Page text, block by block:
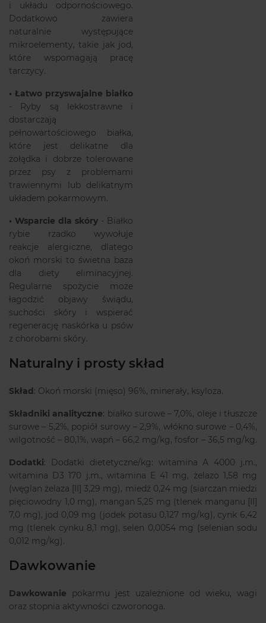
i układu odpornościowego.
Dodatkowo zawiera
naturalnie występujące
mikroelementy, takie jak jod,
które wspomagają pracę
tarczycy.
• Łatwo przyswajalne białko
- Ryby są lekkostrawne i
dostarczają
pełnowartościowego białka,
które jest delikatne dla
żołądka i dobrze tolerowane
przez psy z problemami
trawiennymi lub delikatnym
układem pokarmowym.
• Wsparcie dla skóry - Białko
rybie rzadko wywołuje
reakcje alergiczne, dlatego
okoń morski to świetna baza
dla diety eliminacyjnej.
Regularne spożycie może
łagodzić objawy świądu,
suchości skóry i wspierać
regenerację naskórka u psów
z chorobami skóry.
Naturalny i prosty skład
Skład: Okoń morski (mięso) 96%, minerały, ksyloza.
Składniki analityczne: białko surowe – 7,0%, oleje i tłuszcze
surowe – 5,2%, popiół surowy – 2,9%, włókno surowe – 0,4%,
wilgotność – 80,1%, wapń – 66,2 mg/kg, fosfor – 36,5 mg/kg.
Dodatki: Dodatki dietetyczne/kg: witamina A 4000 j.m.,
witamina D3 170 j.m., witamina E 41 mg, żelazo 1,58 mg
(węglan żelaza [II] 3,29 mg), miedź 0,24 mg (siarczan miedzi
pięciowodny 1,0 mg), mangan 5,25 mg (tlenek manganu [II]
7,0 mg), jod 0,09 mg (jodek potasu 0,127 mg/kg), cynk 6,42
mg (tlenek cynku 8,1 mg), selen 0,0054 mg (selenian sodu
0,012 mg/kg).
Dawkowanie
Dawkowanie pokarmu jest uzależnione od wieku, wagi
oraz stopnia aktywności czworonoga.